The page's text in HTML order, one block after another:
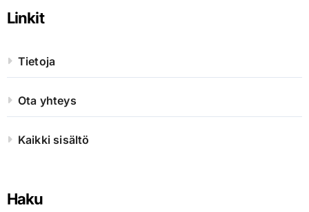
Linkit
Tietoja
Ota yhteys
Kaikki sisältö
Haku